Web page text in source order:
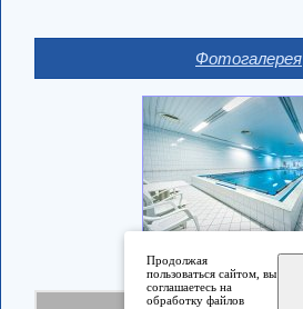
Фотогалерея
Полная версия
Продолжая
пользоваться сайтом, вы
соглашаетесь на
обработку файлов